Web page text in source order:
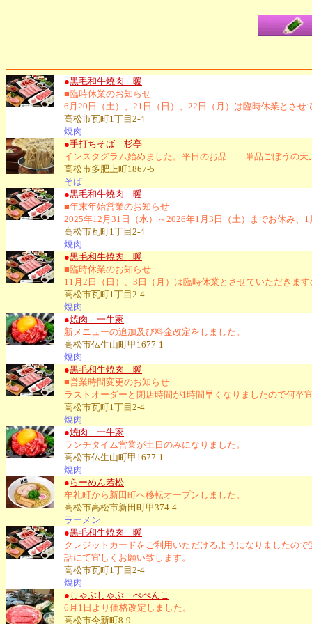
●黒毛和牛焼肉 暖
■臨時休業のお知らせ
6月20日（土）、21日（日）、22日（月）は臨時休業とさ
高松市瓦町1丁目2-4
焼肉
●手打ちそば 杉亭
インスタグラム始めました。平日のお品 単品ごぼうの
高松市多肥上町1867-5
そば
●黒毛和牛焼肉 暖
■年末年始営業のお知らせ
2025年12月31日（水）～2026年1月3日（土）までお休み
高松市瓦町1丁目2-4
焼肉
●黒毛和牛焼肉 暖
■臨時休業のお知らせ
11月2日（日）、3日（月）は臨時休業とさせていただきま
高松市瓦町1丁目2-4
焼肉
●焼肉 一牛家
新メニューの追加及び料金改定をしました。
高松市仏生山町甲1677-1
焼肉
●黒毛和牛焼肉 暖
■営業時間変更のお知らせ
ラストオーダーと閉店時間が1時間早くなりましたので何卒
高松市瓦町1丁目2-4
焼肉
●焼肉 一牛家
ランチタイム営業が土日のみになりました。
高松市仏生山町甲1677-1
焼肉
● らーめん若松
牟礼町から新田町へ移転オープンしました。
高松市高松市新田町甲374-4
ラーメン
●黒毛和牛焼肉 暖
クレジットカードをご利用いただけるようになりましたの
話にて宜しくお願い致します。
高松市瓦町1丁目2-4
焼肉
● しゃぶしゃぶ べべんこ
6月1日より価格改定しました。
高松市今新町8-9